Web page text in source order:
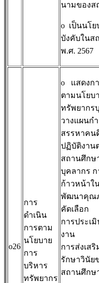
นามของส
o เป็นนโย
บังคับในส
พ.ศ. 2567
o26
การ
ดำเนิน
การตาม
นโยบาย
การ
บริหาร
ทรัพยากร
o แสดงก
ตามนโยบ
ทรัพยากร
วางแผนก
สรรหาคน
ปฏิบัติงาน
สถานศึกษ
บุคลากร ก
ก้าวหน้าใ
พัฒนาคุณ
คัดเลือก
การประเ
งาน
การส่งเส
รักษาวินัย
สถานศึกษ